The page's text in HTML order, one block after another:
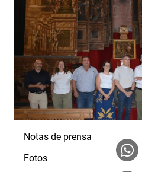
Notas de prensa
Fotos